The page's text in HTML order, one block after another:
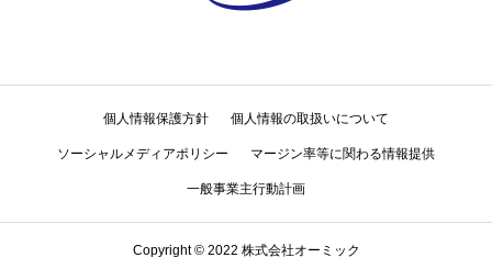
個人情報保護方針 個人情報の取扱いについて
ソーシャルメディアポリシー マージン率等に関わる情報提供
一般事業主行動計画
Copyright © 2022 株式会社オーミック